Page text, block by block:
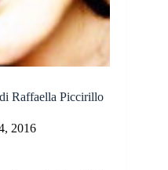
Raffaella Piccirillo
2016